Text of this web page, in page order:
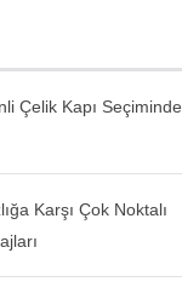
Çelik Kapı Seçiminde
Karşı Çok Noktalı